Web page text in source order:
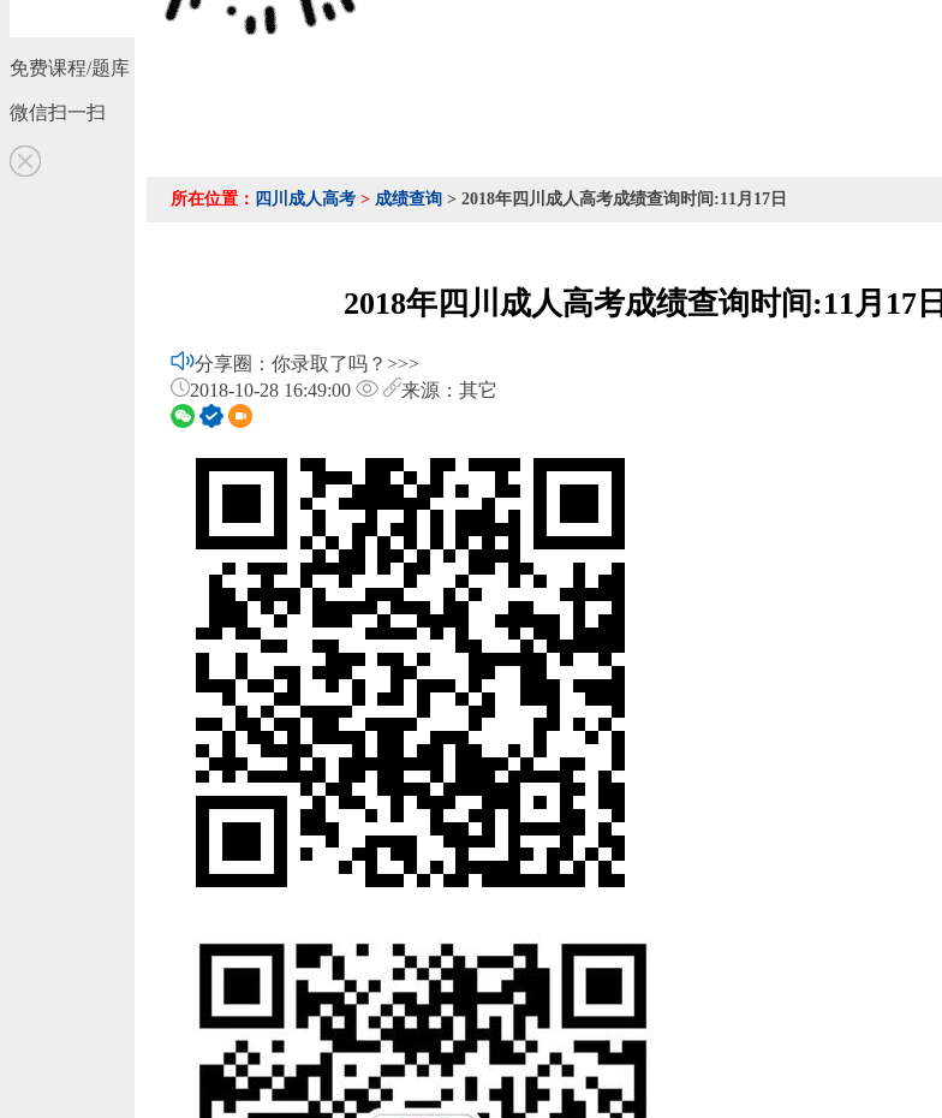
免费课程/题库
微信扫一扫
所在位置： 四川成人高考 > 成绩查询 > 2018年四川成人高考成绩查询时间:11月17日
2018年四川成人高考成绩查询时间:11月17日
分享圈：你录取了吗？>>>
2018-10-28 16:49:00
来源：其它